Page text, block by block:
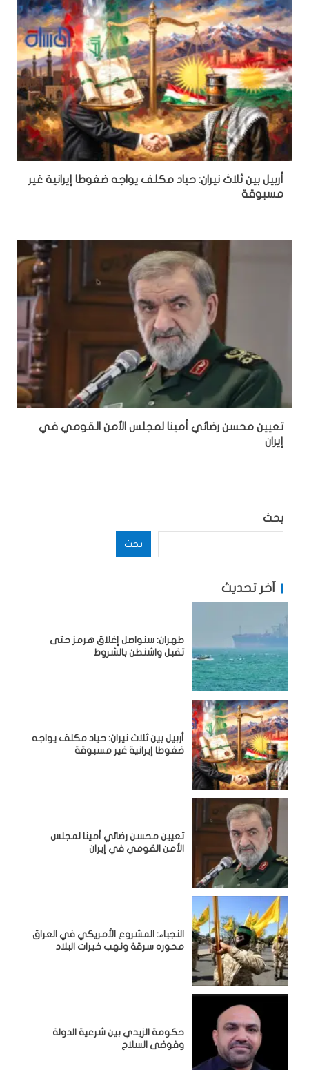
أربيل بين ثلاث نيران: حياد مكلف يواجه ضغوطا إيرانية غير
مسبوقة
تعيين محسن رضائي أمينا لمجلس الأمن القومي في
إيران
بحث
بحث
آخر تحديث
طهران: سنواصل إغلاق هرمز حتى
تقبل واشنطن بالشروط
أربيل بين ثلاث نيران: حياد مكلف يواجه
ضغوطا إيرانية غير مسبوقة
تعيين محسن رضائي أمينا لمجلس
الأمن القومي في إيران
النجباء: المشروع الأمريكي في العراق
محوره سرقة ونهب خيرات البلاد
حكومة الزيدي بين شرعية الدولة
وفوضى السلاح